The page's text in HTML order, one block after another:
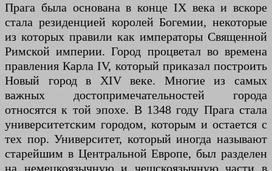
Прага была основана в конце IX века и вскоре
стала резиденцией королей Богемии, некоторые
из которых правили как императоры Священной
Римской империи. Город процветал во времена
правления Карла IV, который приказал построить
Новый город в XIV веке. Многие из самых
важных достопримечательностей города
относятся к той эпохе. В 1348 году Прага стала
университетским городом, которым и остается с
тех пор. Университет, который иногда называют
старейшим в Центральной Европе, был разделен
на немецкоязычную и чешскоязычную части в